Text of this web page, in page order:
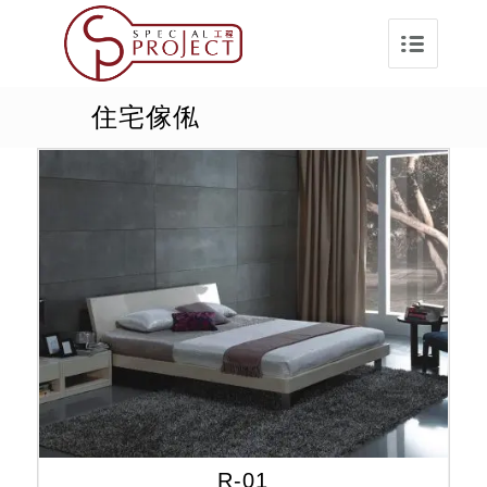
住宅傢俬
R-01